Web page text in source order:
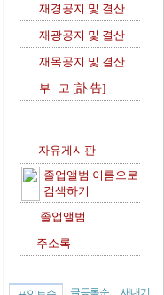
재경공지 및 결산
재광공지 및 결산
재목공지 및 결산
부 고 [訃 告]
자유게시판
졸업앨범 이름으로
검색하기
졸업앨범
주소록
글등록순
새내기